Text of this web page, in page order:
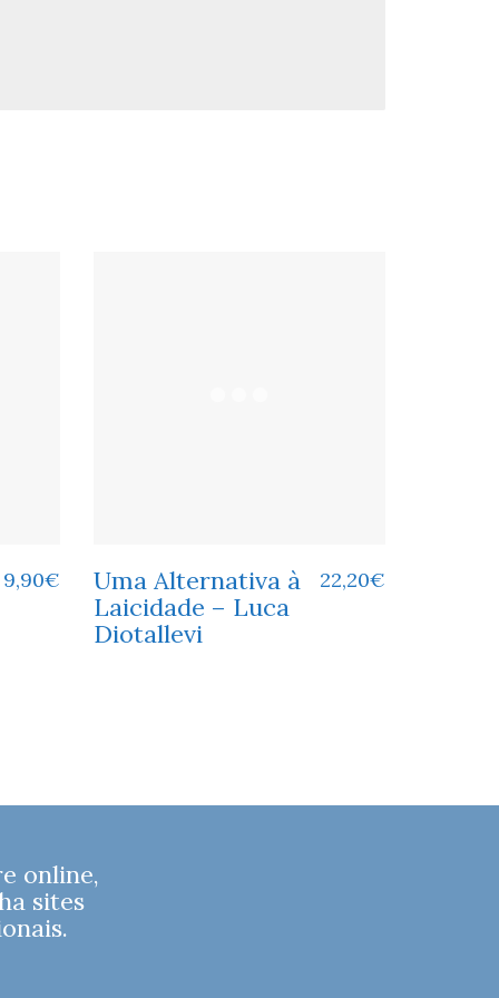
9,90€
Uma Alternativa à
Laicidade – Luca
Diotallevi
22,20€
online,
sites